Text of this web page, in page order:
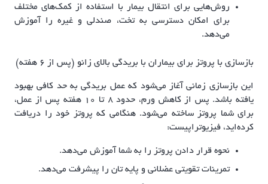
روش‌هایی برای انتقال بیمار با استفاده از کمک‌های مختلف
برای امکان دسترسی به تخت، صندلی و غیره را آموزش
می‌دهد.
بازسازی با پروتز برای بیماران با بریدگی بالای زانو (پس از 6 هفته)
این بازسازی زمانی آغاز می‌شود که عمل بریدگی به حد کافی بهبود
یافته باشد. پس از کاهش ورم، حدود 8 تا 10 هفته پس از عمل،
برای شما پروتز ساخته می‌شود. هنگامی که پروتز خود را دریافت
کرده‌اید، فیزیوتراپیست:
نحوه قرار دادن پروتز را به شما آموزش می‌دهد.
تمرینات تقویتی عضلانی و پایه تان را پیشرفت می‌دهد.